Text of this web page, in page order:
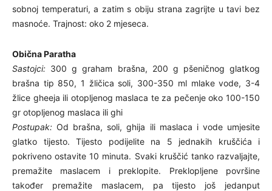
sobnoj temperaturi, a zatim s obiju strana zagrijte u tavi bez
masnoće. Trajnost: oko 2 mjeseca.
Obična Paratha
Sastojci: 300 g graham brašna, 200 g pšeničnog glatkog
brašna tip 850, 1 žličica soli, 300-350 ml mlake vode, 3-4
žlice gheeja ili otopljenog maslaca te za pečenje oko 100-150
gr otopljenog maslaca ili ghi
Postupak: Od brašna, soli, ghija ili maslaca i vode umjesite
glatko tijesto. Tijesto podijelite na 5 jednakih kruščića i
pokriveno ostavite 10 minuta. Svaki kruščić tanko razvaljajte,
premažite maslacem i preklopite. Preklopljene površine
također premažite maslacem, pa tijesto još jedanput